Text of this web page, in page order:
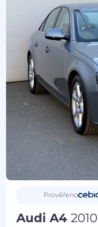
Prověřeno
Audi A42010